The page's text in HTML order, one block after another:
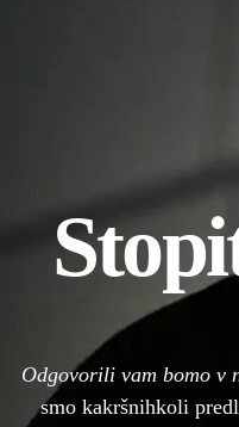
Odgovorili vam bomo v
smo kakršnihkoli